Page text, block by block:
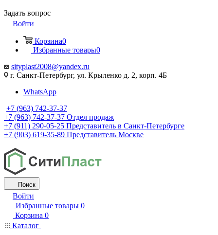
Задать вопрос
Войти
Корзина0
Избранные товары0
sityplast2008@yandex.ru
г. Санкт-Петербург, ул. Крыленко д. 2, корп. 4Б
WhatsApp
+7 (963) 742-37-37
+7 (963) 742-37-37 Отдел продаж
+7 (911) 290-05-25 Представитель в Санкт-Петербурге
+7 (903) 619-35-89 Представитель Москве
Поиск
Войти
Избранные товары 0
Корзина 0
Каталог